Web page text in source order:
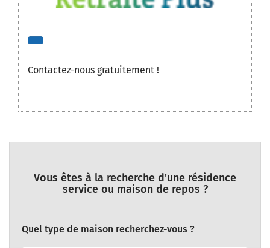
Contactez-nous gratuitement !
Vous êtes à la recherche d'une résidence
service ou maison de repos ?
Quel type de maison recherchez-vous ?